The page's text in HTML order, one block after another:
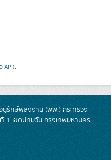
API).
รักษ์พลังงาน (พพ.) กระทรวง
1 เขตปทุมวัน กรุงเทพมหานคร